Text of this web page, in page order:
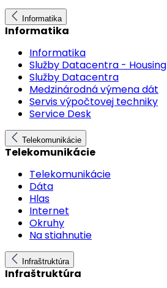
Informatika
Informatika
Informatika
Služby Datacentra - Housing
Služby Datacentra
Medzinárodná výmena dát
Servis výpočtovej techniky
Service Desk
Telekomunikácie
Telekomunikácie
Telekomunikácie
Dáta
Hlas
Internet
Okruhy
Na stiahnutie
Infraštruktúra
Infraštruktúra